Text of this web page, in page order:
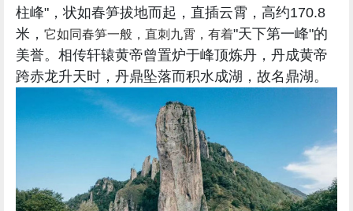
柱峰"，状如春笋拔地而起，直插云霄，高约170.8
米， 它如同春笋一般，直刺九霄，有着"天下第一峰"的
美誉。相传轩辕黄帝曾置炉于峰顶炼丹，丹成黄帝
跨赤龙升天时，丹鼎坠落而积水成湖，故名鼎湖。